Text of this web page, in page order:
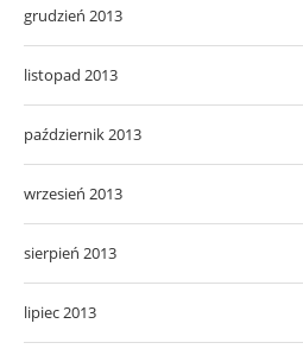
grudzień 2013
listopad 2013
październik 2013
wrzesień 2013
sierpień 2013
lipiec 2013